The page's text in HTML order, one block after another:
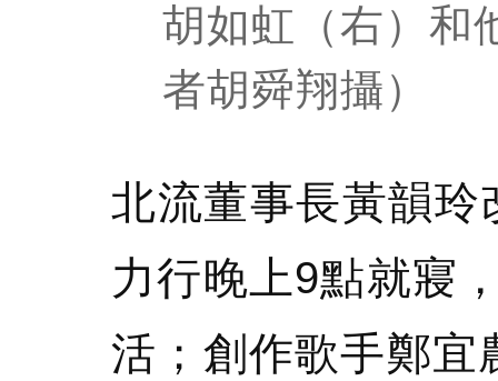
胡如虹（右）和
者胡舜翔攝）
北流董事長黃韻
力行晚上9點就寢
活；創作歌手鄭宜